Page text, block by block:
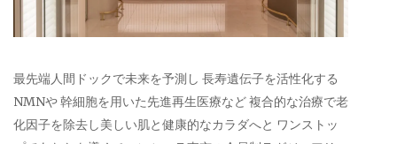
最先端人間ドックで未来を予測し 長寿遺伝子を活性化する
NMNや 幹細胞を用いた先進再生医療など 複合的な治療で老
化因子を除去し美しい肌と健康的なカラダへと ワンストッ